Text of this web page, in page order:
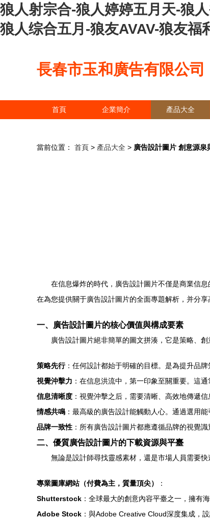
狼人射宗合-狼人婷婷五月天-狼
狼人综合五月-狼友AVAV-狼友福
長春市玉和廣告有限公司
首頁 企業簡介 產品大全
當前位置： 首頁 > 產品大全 > 廣告設計圖片 創意源泉
在信息爆炸的時代，廣告設計圖片不僅是商業信
在為您提供關于廣告設計圖片的全面專題解析，并分
一、廣告設計圖片的核心價值與構成要素
廣告設計圖片絕非簡單的圖文拼湊，它是策略、創
策略先行：任何設計都始于明確的目標。是為提升品
視覺沖擊力 ：在信息洪流中，第一印象至關重要。這
信息清晰度 ：視覺沖擊之后，需要清晰、高效地傳遞
情感共鳴 ：最高級的廣告設計能觸動人心。通過選用
品牌一致性 ：所有廣告設計圖片都應遵循品牌的視覺
二、優質廣告設計圖片的下載資源與平臺
無論是設計師尋找靈感素材，還是市場人員需要
專業圖庫網站（付費為主，質量頂尖）
：
Shutterstock ：全球最大的創意內容平臺之一，擁有
Adobe Stock ：與Adobe Creative Cloud深度集成，